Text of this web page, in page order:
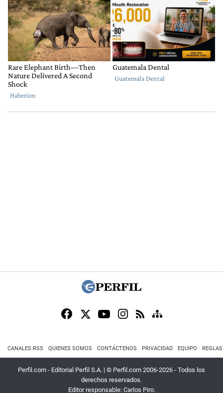
CANALES RSS QUIENES SOMOS CONTÁCTENOS PRIVACIDAD EQUIPO
Perfil.com - Editorial Perfil S.A. | © Perfil.com 2006-2026 - Todos los
derechos reservados.
Editor responsable: Carlos Piro.